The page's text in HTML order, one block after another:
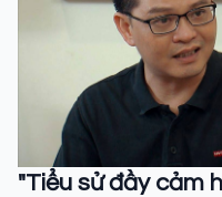
"Tiểu sử đầy cảm